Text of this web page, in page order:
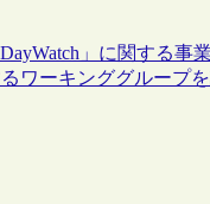
」に関する事
ワーキンググループ